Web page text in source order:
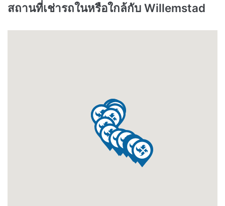
สถานที่เช่ารถในหรือใกล้กับ Willemstad